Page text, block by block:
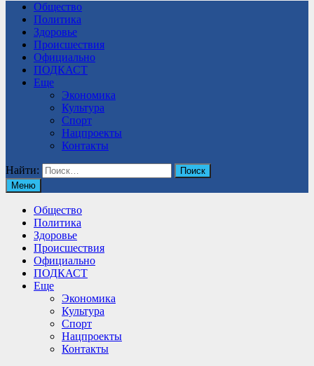
Общество
Политика
Здоровье
Происшествия
Официально
ПОДКАСТ
Еще
Экономика
Культура
Спорт
Нацпроекты
Контакты
Найти:
Меню
Общество
Политика
Здоровье
Происшествия
Официально
ПОДКАСТ
Еще
Экономика
Культура
Спорт
Нацпроекты
Контакты